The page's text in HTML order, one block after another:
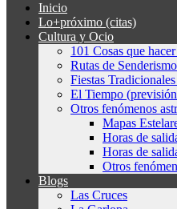
Inicio
Lo+próximo (citas)
Cultura y Ocio
101 Cosas que
Rutas de Senderismo
Fiestas
El Tiempo
Otros fenómenos
Mapas
Horas de
Horas de
Otros
Blogs
Las Cruces